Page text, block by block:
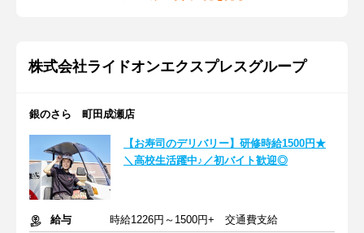
株式会社ライドオンエクスプレスグループ
銀のさら 町田成瀬店
【お寿司のデリバリー】研修時給1500円★
＼高校生活躍中♪／初バイト歓迎◎
給与
時給1226円～1500円+ 交通費支給